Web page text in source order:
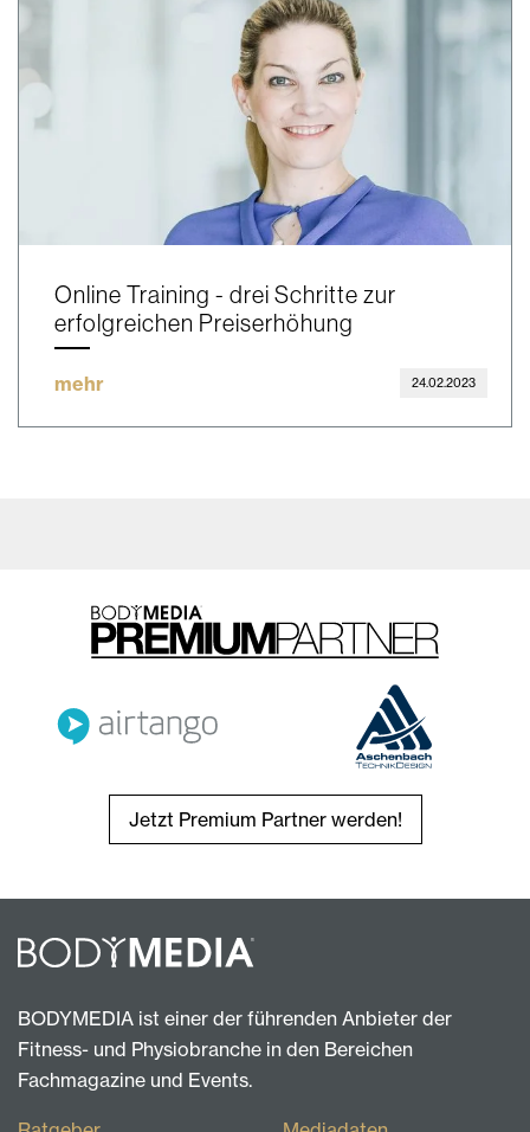
Online Training - drei Schritte zur
erfolgreichen Preiserhöhung
mehr 24.02.2023
Jetzt Premium Partner werden!
BODYMEDIA ist einer der führenden Anbieter der
Fitness- und Physiobranche in den Bereichen
Fachmagazine und Events.